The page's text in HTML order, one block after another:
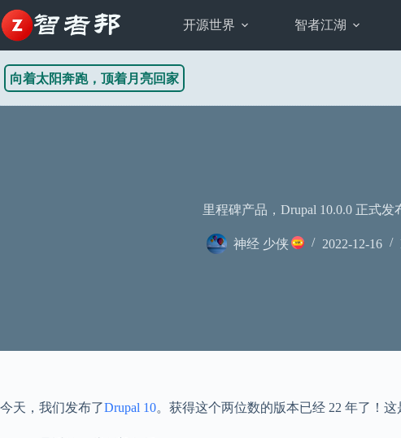
至
内
开源世界 智者江湖
向着太阳奔跑，顶着月亮回家
里程碑产品，Drupal 10.0.0 正式发
神经 少侠 2022-12-16
今天，我们发布了Drupal 10。获得这个两位数的版本已经 22 年了！这